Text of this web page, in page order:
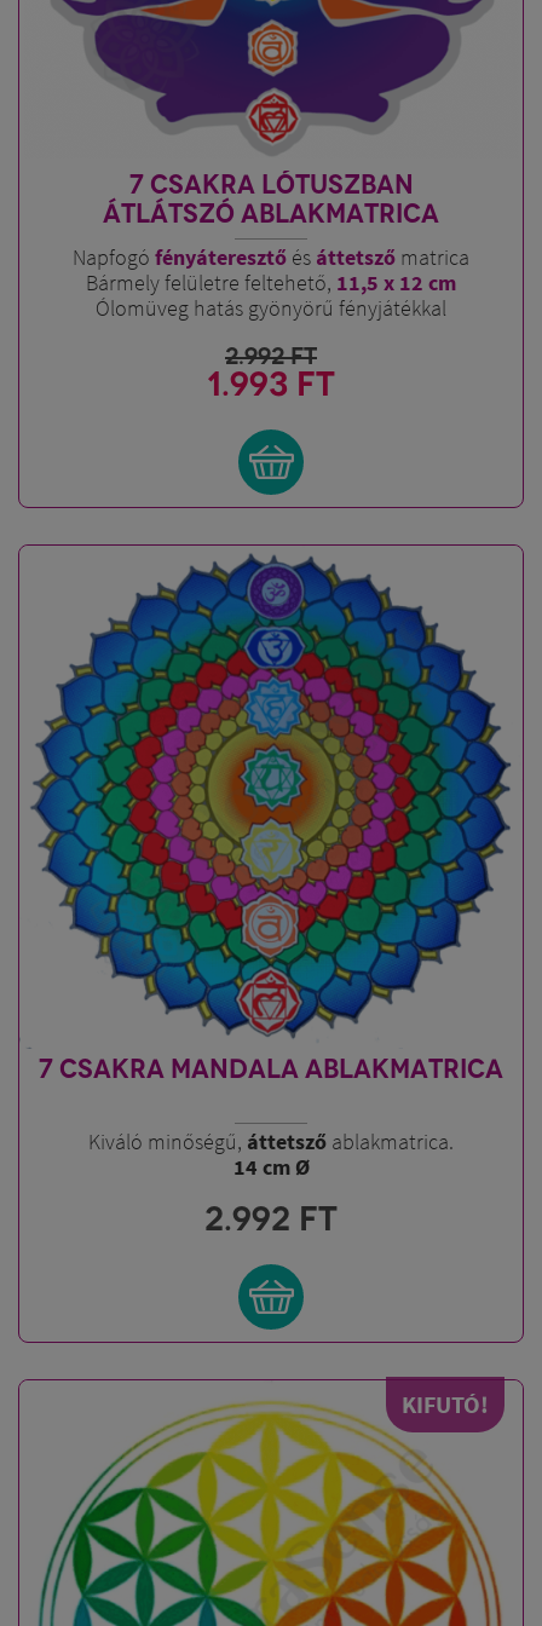
7 CSAKRA LÓTUSZBAN
ÁTLÁTSZÓ ABLAKMATRICA
Napfogó fényáteresztő és áttetsző matrica
Bármely felületre feltehető, 11,5 x 12 cm
Ólomüveg hatás gyönyörű fényjátékkal
2.992FT
1.993 FT
7 CSAKRA MANDALA ABLAKMATRICA
Kiváló minőségű, áttetsző ablakmatrica.
14 cm Ø
2.992 FT
KIFUTÓ!